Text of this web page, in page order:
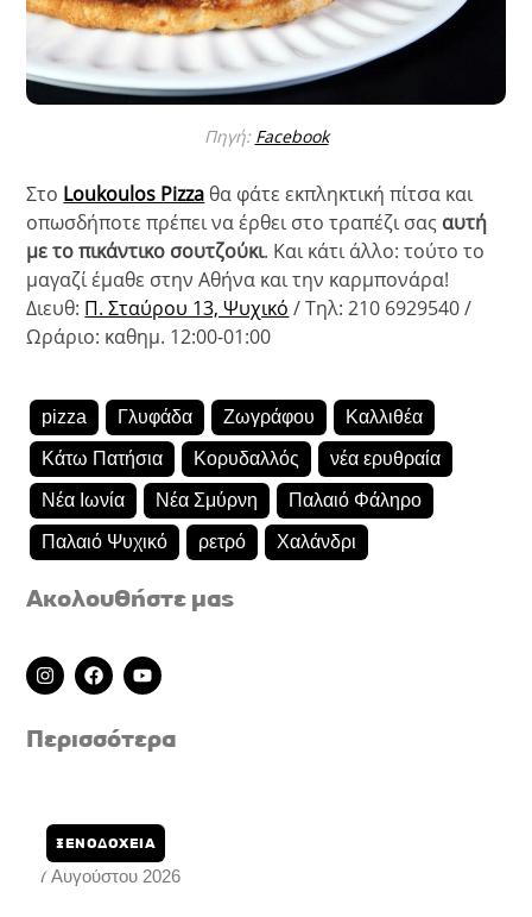
Πηγή: Facebook
Στο Loukoulos Pizza θα φάτε εκπληκτική πίτσα και
οπωσδήποτε πρέπει να έρθει στο τραπέζι σας αυτή
με το πικάντικο σουτζούκι. Και κάτι άλλο: τούτο το
μαγαζί έμαθε στην Αθήνα και την καρμπονάρα!
Διευθ: Π. Σταύρου 13, Ψυχικό /Τηλ: 210 6929540 /
Ωράριο: καθημ. 12:00-01:00
pizza Γλυφάδα Ζωγράφου Καλλιθέα
Κάτω Πατήσια Κορυδαλλός νέα ερυθραία
Νέα Ιωνία Νέα Σμύρνη Παλαιό Φάληρο
Παλαιό Ψυχικό ρετρό Χαλάνδρι
Ακολουθήστε μας
I
n
s
a
F
a
c
b
Y
o
u
u
b
Περισσότερα
7 Αυγούστου 2026
ΞΕΝΟΔΟΧΕΙΑ